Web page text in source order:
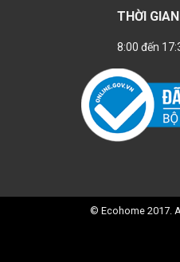
THỜI
8:00 đến
© Ecohome 2017.